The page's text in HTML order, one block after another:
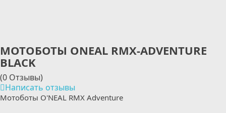
МОТОБОТЫ ONEAL RMX-ADVENTURE
BLACK
(0 Отзывы)
Написать отзывы
Мотоботы O'NEAL RMX Adventure